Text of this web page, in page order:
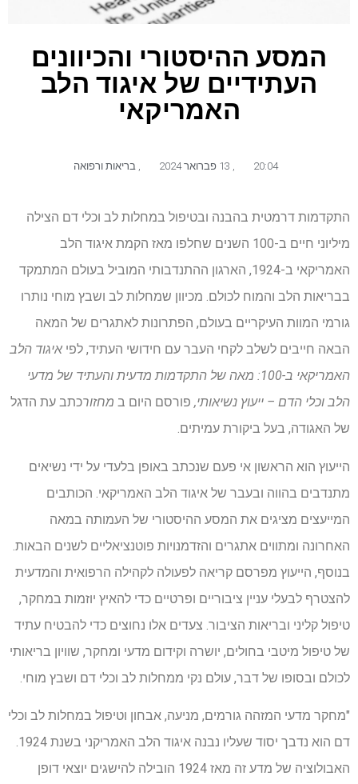
המסע ההיסטורי והכיוונים
העתידיים של איגוד הלב
האמריקאי
20:04 בריאות ורפואה
התקדמות דרמטית בהבנה ובטיפול במחלות לב וכלי דם הצילה
מיליוני חיים ב-100 השנים שחלפו מאז הקמת איגוד הלב
האמריקאי ב-1924, הארגון ההתנדבותי המוביל בעולם המתמקד
בבריאות הלב והמוח לכולם. מכיוון שמחלות לב ושבץ מוחי נותרו
גורמי המוות העיקריים בעולם, הפתרונות לאתגרים של המאה
הבאה חייבים לשלב לקחי העבר עם חידושי העתיד, לפי איגוד הלב
האמריקאי ב-100: מאה של התקדמות מדעית והעתיד של מדעי
הלב וכלי הדם – ייעוץ נשיאותי, פורסם היום ב מחזורכתב עת הדגל
של האגודה, בעל ביקורת עמיתים.
הייעוץ הוא הראשון אי פעם שנכתב באופן בלעדי על ידי נשיאים
מתנדבים בהווה ובעבר של איגוד הלב האמריקאי. הכותבים
המייעצים מציגים את המסע ההיסטורי של העמותה במאה
האחרונה ומתווים אתגרים והזדמנויות פוטנציאליים לשנים הבאות.
בנוסף, הייעוץ מפרסם קריאה לפעולה לקהילה הרפואית והמדעית
להצטרף לבעלי עניין ציבוריים ופרטיים כדי להאיץ יוזמות במחקר,
טיפול קליני ובריאות הציבור. צעדים אלו נחוצים כדי להבטיח עתיד
של טיפול מיטבי בחולים, יושרה וקידום מדעי ומחקר, שוויון בריאותי
לכולם ובסופו של דבר, עולם נקי ממחלות לב וכלי דם ושבץ מוחי.
"מחקר מדעי המזהה גורמים, מניעה, אבחון וטיפול במחלות לב וכלי
דם הוא נדבך יסוד שעליו נבנה איגוד הלב האמריקני בשנת 1924.
האבולוציה של מדע זה מאז 1924 הובילה להישגים יוצאי דופן